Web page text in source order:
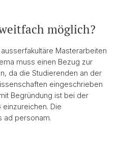
möglich?
Masterarbeiten
muss einen Bezug zur
da die Studierenden an der
eingeschrieben
Begründung ist bei der
einzureichen. Die
ad personam.